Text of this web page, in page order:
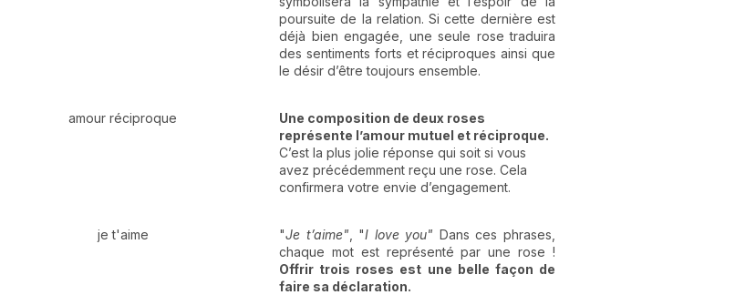
poursuite de la relation. Si cette dernière est
déjà bien engagée, une seule rose traduira
des sentiments forts et réciproques ainsi que
le désir d’être toujours ensemble.
amour réciproque
Une composition de deux roses
représente l’amour mutuel et réciproque.
C’est la plus jolie réponse qui soit si vous
avez précédemment reçu une rose. Cela
confirmera votre envie d’engagement.
je t'aime "Je t’aime" , "I love you" Dans ces phrases,
chaque mot est représenté par une rose !
Offrir trois roses est une belle façon de
faire sa déclaration.